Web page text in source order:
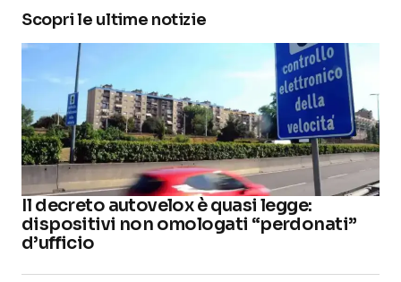
Scopri le ultime notizie
Il decreto autovelox è quasi legge:
dispositivi non omologati “perdonati”
d’ufficio